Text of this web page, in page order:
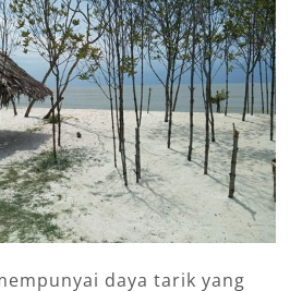
daya tarik yang